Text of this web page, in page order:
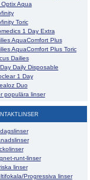
Optix Aqua
Toric
1 Day Extra
AquaComfort Plus
AquaComfort Plus Toric
Dailies
Daily Disposable
1 Day
Duo
populära linser
runt-linser
linser
Progressiva linser